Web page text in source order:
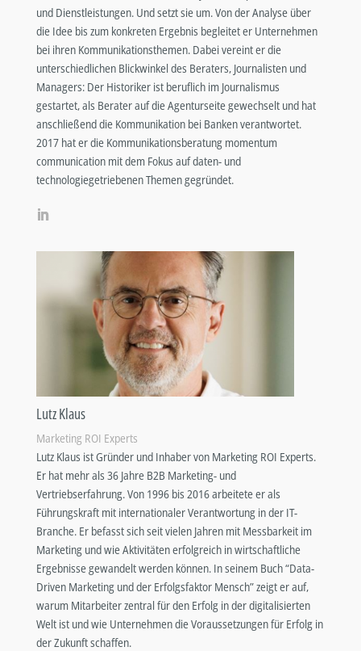
und Dienstleistungen. Und setzt sie um. Von der Analyse über
die Idee bis zum konkreten Ergebnis begleitet er Unternehmen
bei ihren Kommunikationsthemen. Dabei vereint er die
unterschiedlichen Blickwinkel des Beraters, Journalisten und
Managers: Der Historiker ist beruflich im Journalismus
gestartet, als Berater auf die Agenturseite gewechselt und hat
anschließend die Kommunikation bei Banken verantwortet.
2017 hat er die Kommunikationsberatung momentum
communication mit dem Fokus auf daten- und
technologiegetriebenen Themen gegründet.
Lutz Klaus
Marketing ROI Experts
Lutz Klaus ist Gründer und Inhaber von Marketing ROI Experts.
Er hat mehr als 36 Jahre B2B Marketing- und
Vertriebserfahrung. Von 1996 bis 2016 arbeitete er als
Führungskraft mit internationaler Verantwortung in der IT-
Branche. Er befasst sich seit vielen Jahren mit Messbarkeit im
Marketing und wie Aktivitäten erfolgreich in wirtschaftliche
Ergebnisse gewandelt werden können. In seinem Buch “Data-
Driven Marketing und der Erfolgsfaktor Mensch” zeigt er auf,
warum Mitarbeiter zentral für den Erfolg in der digitalisierten
Welt ist und wie Unternehmen die Voraussetzungen für Erfolg in
der Zukunft schaffen.